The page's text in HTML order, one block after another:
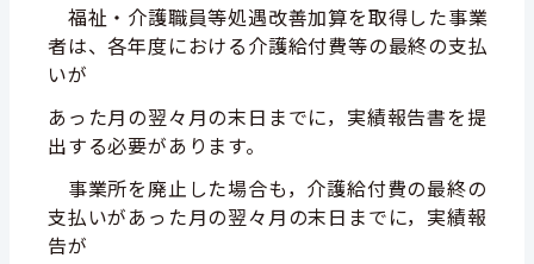
福祉・介護職員等処遇改善加算を取得した事業
者は、各年度における介護給付費等の最終の支払
いが
あった月の翌々月の末日までに，実績報告書を提
出する必要があります。
事業所を廃止した場合も，介護給付費の最終の
支払いがあった月の翌々月の末日までに，実績報
告が